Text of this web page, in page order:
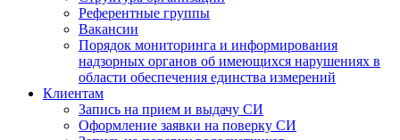
Референтные группы
Вакансии
Порядок мониторинга и информирования
надзорных органов об имеющихся нарушениях в
области обеспечения единства измерений
Клиентам
Запись на прием и выдачу СИ
Оформление заявки на поверку СИ